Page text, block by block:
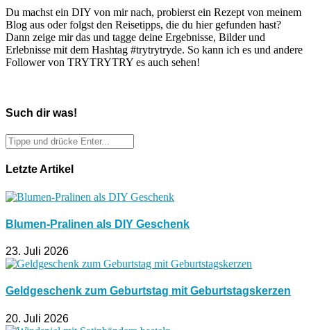
Du machst ein DIY von mir nach, probierst ein Rezept von meinem
Blog aus oder folgst den Reisetipps, die du hier gefunden hast?
Dann zeige mir das und tagge deine Ergebnisse, Bilder und
Erlebnisse mit dem Hashtag #trytrytryde. So kann ich es und andere
Follower von TRYTRYTRY es auch sehen!
Such dir was!
Letzte Artikel
Blumen-Pralinen als DIY Geschenk
23. Juli 2026
Geldgeschenk zum Geburtstag mit Geburtstagskerzen
20. Juli 2026